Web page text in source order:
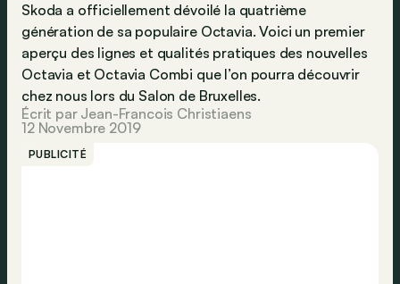
Skoda a officiellement dévoilé la quatrième
génération de sa populaire Octavia. Voici un premier
aperçu des lignes et qualités pratiques des nouvelles
Octavia et Octavia Combi que l’on pourra découvrir
chez nous lors du Salon de Bruxelles.
Écrit par Jean-Francois Christiaens
12 Novembre 2019
PUBLICITÉ